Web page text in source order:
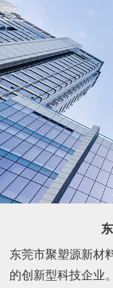
东莞市聚塑源新材
的创新型科技企业